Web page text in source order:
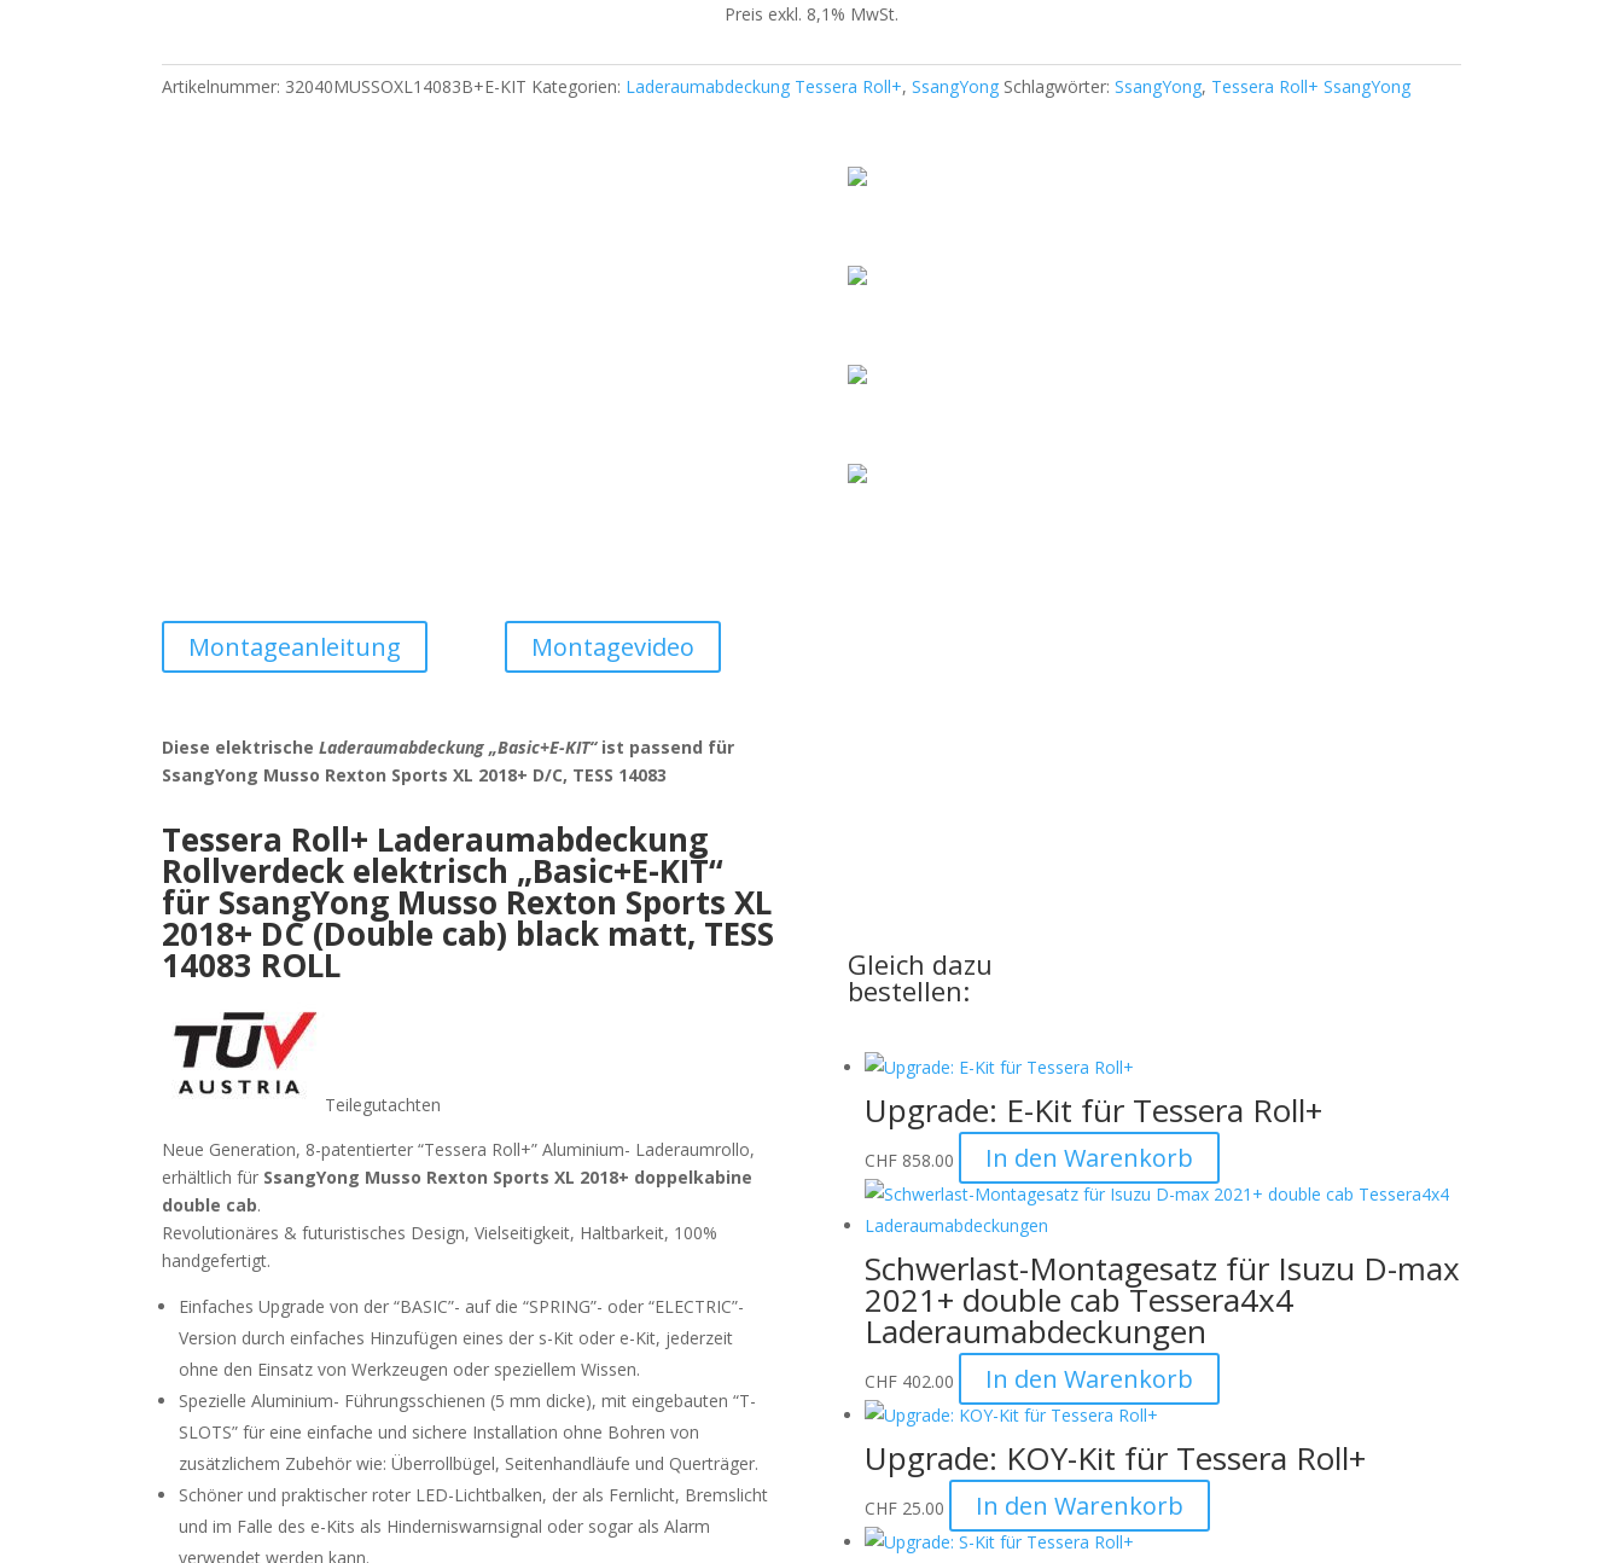
Rexton
XL
Preis exkl. 8,1% MwSt.
Artikelnummer: 32040MUSSOXL14083B+E-KIT Kategorien: Laderaumabdeckung Tessera Roll+,SsangYong Schlagwörter:SsangYong, Tessera Roll+ SsangYong
Montageanleitung Montagevideo
Diese elektrischeLaderaumabdeckung „Basic+E-KIT“ ist passend für
SsangYong Musso Rexton Sports XL 2018+ D/C, TESS 14083
Tessera Roll+ Laderaumabdeckung
Rollverdeck elektrisch „Basic+E-KIT“
für SsangYong Musso Rexton Sports XL
2018+ DC (Double cab) black matt, TESS
14083 ROLL
Teilegutachten
Neue Generation, 8-patentierter “Tessera Roll+” Aluminium- Laderaumrollo,
erhältlich für SsangYong Musso Rexton Sports XL 2018+ doppelkabine
double cab.
Revolutionäres & futuristisches Design, Vielseitigkeit, Haltbarkeit, 100%
handgefertigt.
Einfaches Upgrade von der “BASIC”- auf die “SPRING”- oder “ELECTRIC”-
Version durch einfaches Hinzufügen eines der s-Kit oder e-Kit, jederzeit
ohne den Einsatz von Werkzeugen oder speziellem Wissen.
Spezielle Aluminium- Führungsschienen (5 mm dicke), mit eingebauten “T-
SLOTS” für eine einfache und sichere Installation ohne Bohren von
zusätzlichem Zubehör wie: Überrollbügel, Seitenhandläufe und Querträger.
Schöner und praktischer roter LED-Lichtbalken, der als Fernlicht, Bremslicht
und im Falle des e-Kits als Hinderniswarnsignal oder sogar als Alarm
verwendet werden kann.
Gleich dazu
bestellen:
Upgrade: E-Kit für Tessera Roll+
CHF858.00 In den Warenkorb
Schwerlast-Montagesatz für Isuzu D-max
2021+ double cab Tessera4x4
Laderaumabdeckungen
CHF402.00 In den Warenkorb
Upgrade: KOY-Kit für Tessera Roll+
CHF25.00 In den Warenkorb